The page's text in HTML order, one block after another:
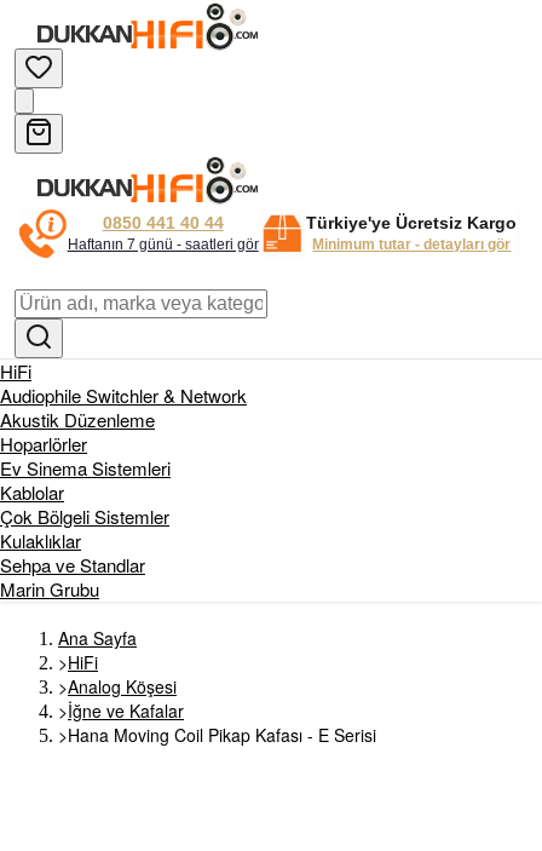
0850 441 40 44
Haftanın 7 günü - saatleri gör
Türkiye'ye Ücretsiz Kargo
Minimum tutar - detayları gör
HiFi
Audiophile Switchler & Network
Akustik Düzenleme
Hoparlörler
Ev Sinema Sistemleri
Kablolar
Çok Bölgeli Sistemler
Kulaklıklar
Sehpa ve Standlar
Marin Grubu
Ana Sayfa
>HiFi
>Analog Köşesi
>İğne ve Kafalar
>Hana Moving Coil Pikap Kafası - E Serisi